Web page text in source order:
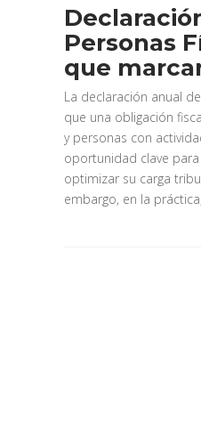
Personas
que
La declaración anual
que una obligación
y personas con
oportunidad clave
optimizar su carga
embargo, en la práctica,